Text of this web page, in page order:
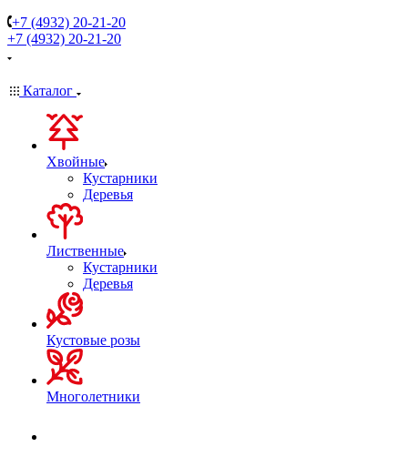
+7 (4932) 20-21-20
+7 (4932) 20-21-20
Каталог
Хвойные
Кустарники
Деревья
Лиственные
Кустарники
Деревья
Кустовые розы
Многолетники